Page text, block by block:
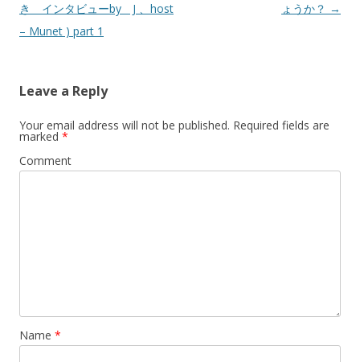
navigation
き インタビューby J 、host
– Munet ) part 1
ょうか？ →
Leave a Reply
Your email address will not be published. Required fields are
marked *
Comment
Name *